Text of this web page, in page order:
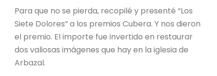
Para que no se pierda, recopilé y presenté “Los
Siete Dolores” a los premios Cubera. Y nos dieron
el premio. El importe fue invertido en restaurar
dos valiosas imágenes que hay en la iglesia de
Arbazal.